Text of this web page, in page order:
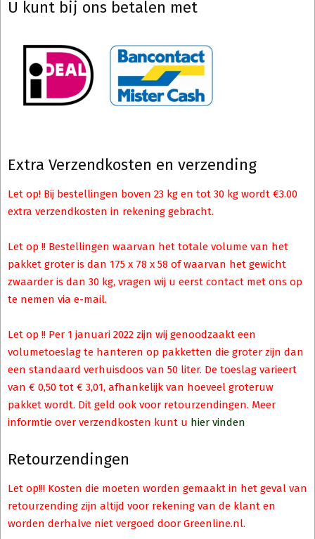
U kunt bij ons betalen met
Extra Verzendkosten en verzending
Let op! Bij bestellingen boven 23 kg en tot 30 kg wordt €3.00
extra verzendkosten in rekening gebracht.
Let op !! Bestellingen waarvan het totale volume van het
pakket groter is dan 175 x 78 x 58 of waarvan het gewicht
zwaarder is dan 30 kg, vragen wij u eerst contact met ons op
te nemen via e-mail.
Let op !! Per 1 januari 2022 zijn wij genoodzaakt een
volumetoeslag te hanteren op pakketten die groter zijn dan
een standaard verhuisdoos van 50 liter. De toeslag varieert
van € 0,50 tot € 3,01, afhankelijk van hoeveel groteruw
pakket wordt. Dit geld ook voor retourzendingen. Meer
informtie over verzendkosten kunt u hier vinden
Retourzendingen
Let op!!! Kosten die moeten worden gemaakt in het geval van
retourzending zijn altijd voor rekening van de klant en
worden derhalve niet vergoed door Greenline.nl.